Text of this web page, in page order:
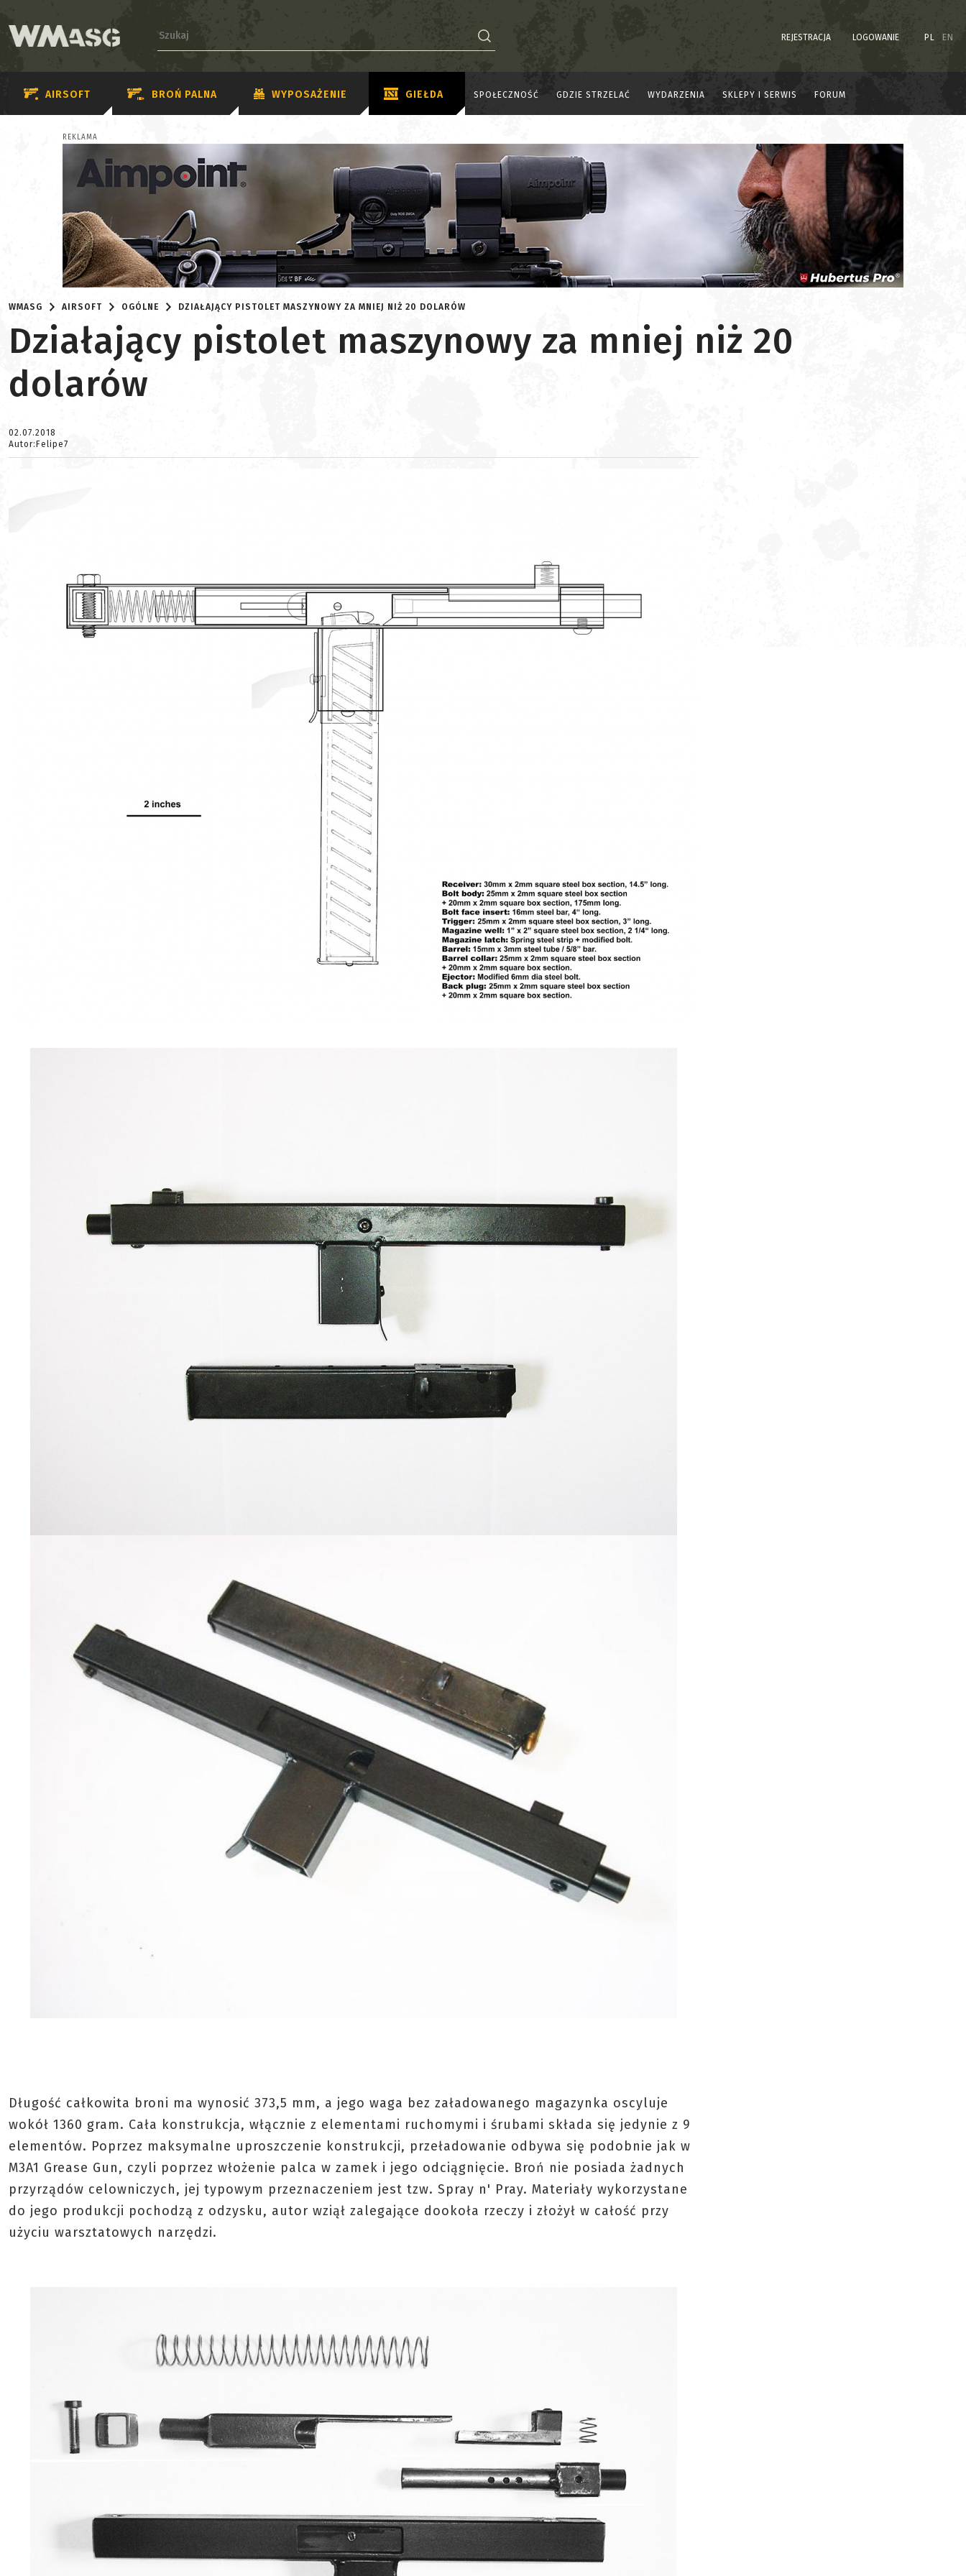
REJESTRACJA LOGOWANIE PL EN
AIRSOFT BROŃ PALNA WYPOSAŻENIE GIEŁDA SPOŁECZNOŚĆ GDZIE STRZELAĆ WYDARZENIA SKLEPY I SERWIS FORUM
REKLAMA
WMASG AIRSOFT OGÓLNE DZIAŁAJĄCY PISTOLET MASZYNOWY ZA MNIEJ NIŻ 20 DOLARÓW
Działający pistolet maszynowy za mniej niż 20
dolarów
02.07.2018
Autor:Felipe7
Długość całkowita broni ma wynosić 373,5 mm, a jego waga bez załadowanego magazynka oscyluje
wokół 1360 gram. Cała konstrukcja, włącznie z elementami ruchomymi i śrubami składa się jedynie z 9
elementów. Poprzez maksymalne uproszczenie konstrukcji, przeładowanie odbywa się podobnie jak w
M3A1 Grease Gun, czyli poprzez włożenie palca w zamek i jego odciągnięcie. Broń nie posiada żadnych
przyrządów celowniczych, jej typowym przeznaczeniem jest tzw. Spray n' Pray. Materiały wykorzystane
do jego produkcji pochodzą z odzysku, autor wziął zalegające dookoła rzeczy i złożył w całość przy
użyciu warsztatowych narzędzi.